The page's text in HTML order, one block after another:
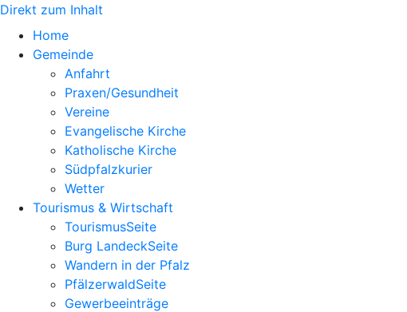
Direkt zum Inhalt
Home
Gemeinde
Anfahrt
Praxen/Gesundheit
Vereine
Evangelische Kirche
Katholische Kirche
Südpfalzkurier
Wetter
Tourismus & Wirtschaft
TourismusSeite
Burg LandeckSeite
Wandern in der Pfalz
PfälzerwaldSeite
Gewerbeeinträge